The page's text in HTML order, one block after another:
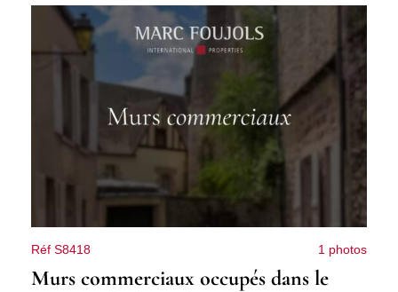
Réf S8418 1 photos
Murs commerciaux occupés dans le